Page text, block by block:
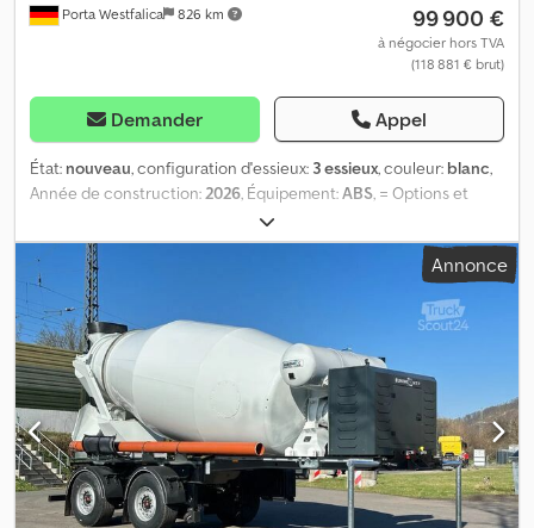
Porta Westfalica 826 km 99 900 €
à négocier hors TVA
(118 881 € brut)
Demander Appel
État: nouveau, configuration d'essieux: 3 essieux, couleur: blanc,
Année de construction:2026, Équipement:ABS, = Options et
accessoires supplémentaires = - Suspension pneumatique =
Remarques = EUROMIX MTP 12 m³ – Remorque à bétonnière
EUROMIX MTP – Superstructure de bétonnière mobile EM 12 R –
Version standard Modèle : EM 12 R Volume nominal de 12 m³ de
béton prêt à l’emploi Tambour de mélange en conception
standard Tambour de mélange en version standard, fabriqué en
acier S355 Hélices de mélange en version standard, fabriquées en
acier S420 MC Boîte de vitesses de la marque ZF P5300 Pompe
hydraulique Bosch Rexroth Moteur hydraulique Bosch Rexroth
Système de refroidissement d’huile intégré Commande de
mélange mécanique et démarrage/arrêt électrique Système
d’eau sous pression pneumatique Raccordement d’eau sur la
plateforme avec tuyau Tuyau de remplissage d’eau, muni d’un
Annonce